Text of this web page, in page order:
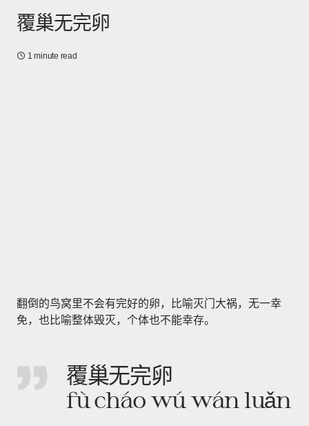
覆巢无完卵
1 minute read
翻倒的鸟窝里不会有完好的卵，比喻灭门大祸，无一幸
免，也比喻整体毁灭，个体也不能幸存。
覆巢无完卵
fù cháo wú wán luǎn